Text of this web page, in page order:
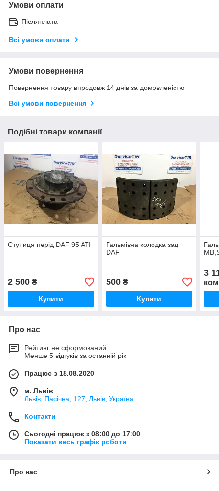
Умови оплати
Післяплата
Всі умови оплати
Умови повернення
Повернення товару впродовж 14 днів за домовленістю
Всі умови повернення
Подібні товари компанії
Ступиця перід DAF 95 ATI
2 500 ₴
Купити
Гальмівна колодка зад
DAF
500₴
Купити
3
Про нас
Рейтинг не сформований
Менше 5 відгуків за останній рік
Працює з 18.08.2020
м. Львів
Львів, Пасічна, 127, Львів, Україна
Контакти
Сьогодні працює з 08:00 до 17:00
Показати весь графік роботи
Про нас